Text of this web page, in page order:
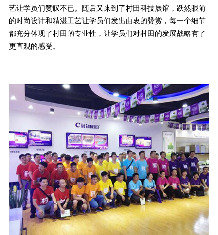
艺让学员们赞叹不已。随后又来到了村田科技展馆，跃然眼前
的时尚设计和精湛工艺让学员们发出由衷的赞赏，每一个细节
都充分体现了村田的专业性，让学员们对村田的发展战略有了
更直观的感受。